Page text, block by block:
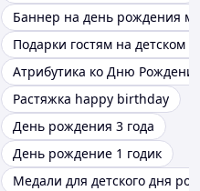
Баннер на день рождения
Подарки гостям на детском
Атрибутика ко Дню
Растяжка happy birthday
День рождения 3 года
День рождение 1 годик
Медали для детского дня